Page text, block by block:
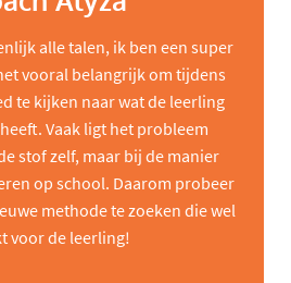
alle talen, ik ben een super
vooral belangrijk om tijdens
te kijken naar wat de leerling
Vaak ligt het probleem
stof zelf, maar bij de manier
op school. Daarom probeer
methode te zoeken die wel
voor de leerling!